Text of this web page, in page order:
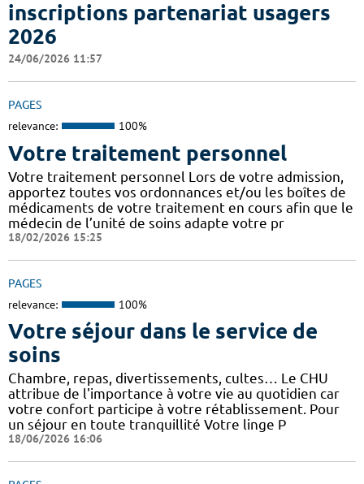
inscriptions partenariat usagers
2026
24/06/2026 11:57
PAGES
relevance: 100%
Votre traitement personnel
Votre traitement personnel Lors de votre admission,
apportez toutes vos ordonnances et/ou les boîtes de
médicaments de votre traitement en cours afin que le
médecin de l’unité de soins adapte votre pr
18/02/2026 15:25
PAGES
relevance: 100%
Votre séjour dans le service de
soins
Chambre, repas, divertissements, cultes… Le CHU
attribue de l'importance à votre vie au quotidien car
votre confort participe à votre rétablissement. Pour
un séjour en toute tranquillité Votre linge P
18/06/2026 16:06